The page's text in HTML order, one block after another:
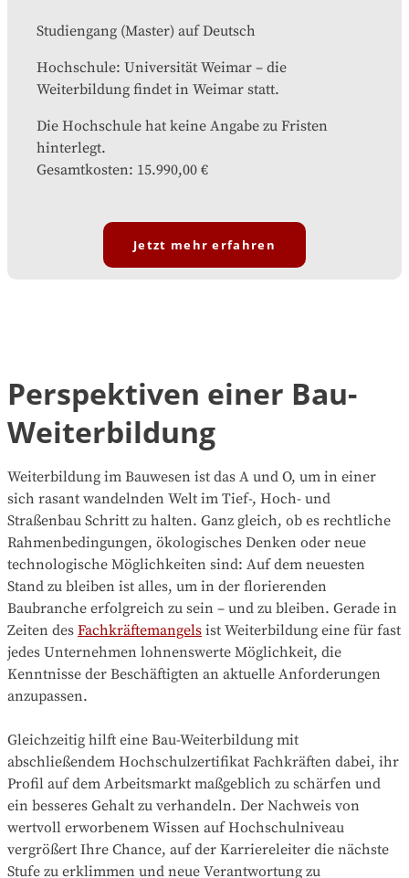
Studiengang (Master) auf Deutsch
Hochschule: Universität Weimar – die
Weiterbildung findet in Weimar statt.
Die Hochschule hat keine Angabe zu Fristen
hinterlegt.
Gesamtkosten: 15.990,00 €
Jetzt mehr erfahren
Perspektiven einer Bau-
Weiterbildung
Weiterbildung im Bauwesen ist das A und O, um in einer
sich rasant wandelnden Welt im Tief-, Hoch- und
Straßenbau Schritt zu halten. Ganz gleich, ob es rechtliche
Rahmenbedingungen, ökologisches Denken oder neue
technologische Möglichkeiten sind: Auf dem neuesten
Stand zu bleiben ist alles, um in der florierenden
Baubranche erfolgreich zu sein – und zu bleiben. Gerade in
Zeiten des Fachkräftemangels ist Weiterbildung eine für fast
jedes Unternehmen lohnenswerte Möglichkeit, die
Kenntnisse der Beschäftigten an aktuelle Anforderungen
anzupassen.
Gleichzeitig hilft eine Bau-Weiterbildung mit
abschließendem Hochschulzertifikat Fachkräften dabei, ihr
Profil auf dem Arbeitsmarkt maßgeblich zu schärfen und
ein besseres Gehalt zu verhandeln. Der Nachweis von
wertvoll erworbenem Wissen auf Hochschulniveau
vergrößert Ihre Chance, auf der Karriereleiter die nächste
Stufe zu erklimmen und neue Verantwortung zu